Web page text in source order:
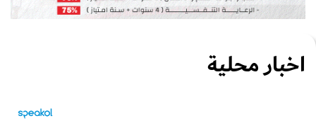
اخبار محلية